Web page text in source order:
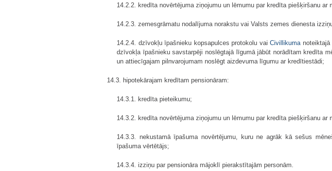
14.2.2. kredīta novērtējuma ziņojumu un lēmumu par kredīta piešķiršanu ar
14.2.3. zemesgrāmatu nodalījuma norakstu vai Valsts zemes dienesta
14.2.4. dzīvokļu īpašnieku kopsapulces protokolu vai Civillikuma
dzīvokļa īpašnieku savstarpēji noslēgtajā līgumā jābūt norādītam kredīta
un attiecīgajam pilnvarojumam noslēgt aizdevuma līgumu ar kredītiestādi;
14.3. hipotekārajam kredītam pensionāram:
14.3.1. kredīta pieteikumu;
14.3.2. kredīta novērtējuma ziņojumu un lēmumu par kredīta piešķiršanu ar
14.3.3. nekustamā īpašuma novērtējumu, kuru ne agrāk kā sešus
īpašuma vērtētājs;
14.3.4. izziņu par pensionāra mājoklī pierakstītajām personām.